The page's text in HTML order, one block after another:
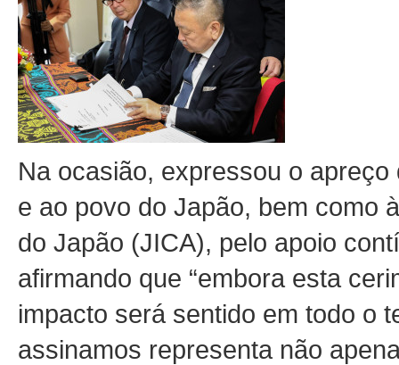
Na ocasião, expressou o
e ao povo do Japão, bem como
do Japão (JICA), pelo apoio
afirmando que “embora esta
impacto será sentido em todo o
assinamos representa não